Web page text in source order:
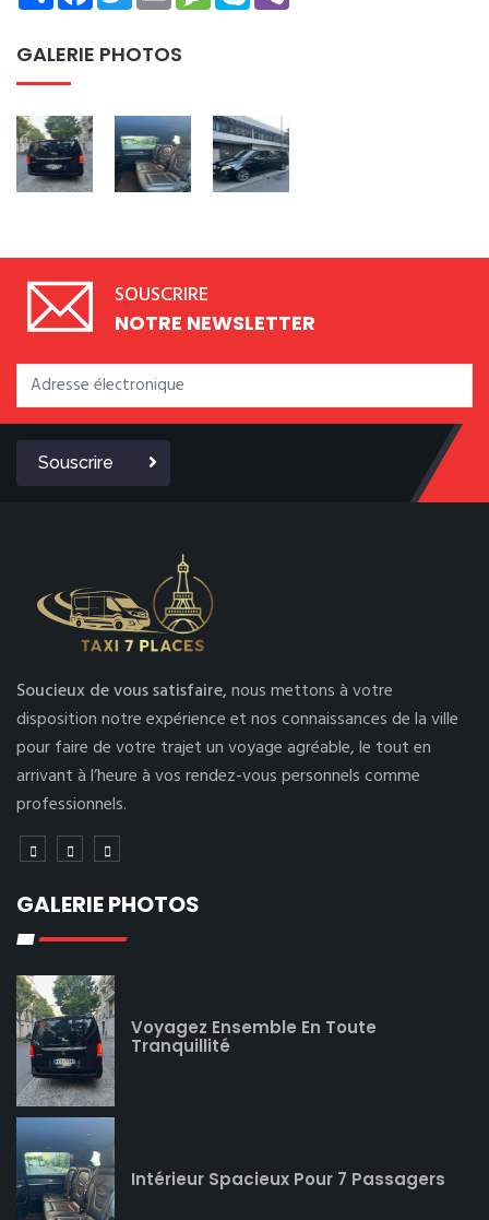
GALERIE PHOTOS
SOUSCRIRE
NOTRE NEWSLETTER
Souscrire
Soucieux de vous satisfaire,nous mettons à votre
disposition notre expérience et nos connaissances de la ville
pour faire de votre trajet un voyage agréable, le tout en
arrivant à l’heure à vos rendez-vous personnels comme
professionnels.
GALERIE PHOTOS
Voyagez Ensemble En Toute
Tranquillité
Intérieur Spacieux Pour 7 Passagers